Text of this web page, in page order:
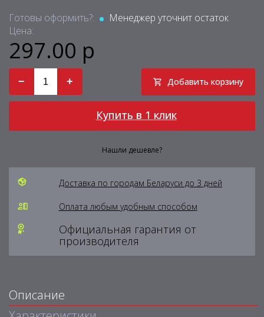
Готовы оформить?:
Менеджер уточнит остаток
Цена:
297.00 р
− + Добавить корзину
Купить в 1 клик
Нашли дешевле?
Доставка по городам Беларуси до 3 дней
Оплата любым удобным способом
Официальная гарантия от
производителя
Описание